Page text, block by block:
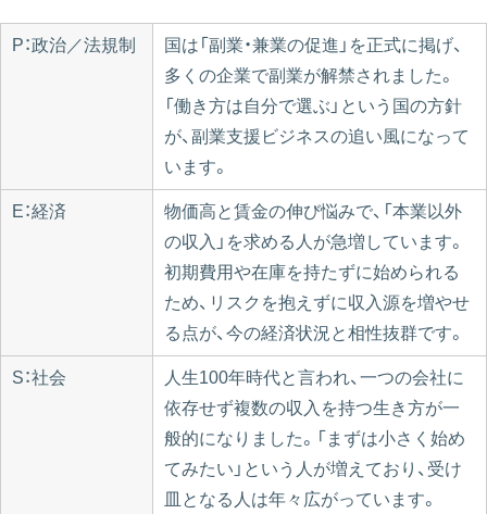
P：政治／法規制
国は「副業・兼業の促進」を正式に掲げ、
多くの企業で副業が解禁されました。
「働き方は自分で選ぶ」という国の方針
が、副業支援ビジネスの追い風になって
います。
E：経済
物価高と賃金の伸び悩みで、「本業以外
の収入」を求める人が急増しています。
初期費用や在庫を持たずに始められる
ため、リスクを抱えずに収入源を増やせ
る点が、今の経済状況と相性抜群です。
S：社会
人生100年時代と言われ、一つの会社に
依存せず複数の収入を持つ生き方が一
般的になりました。「まずは小さく始め
てみたい」という人が増えており、受け
皿となる人は年々広がっています。